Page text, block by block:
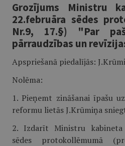
Grozījums Ministru
22.februāra sēdes
Nr.9, 17.§) "Par
pārraudzības un
Apspriešanā piedalījās:
Nolēma:
1. Pieņemt zināšanai īpašu
reformu lietās J.Krūmiņa
2. Izdarīt Ministru kabineta
sēdes protokollēmumā